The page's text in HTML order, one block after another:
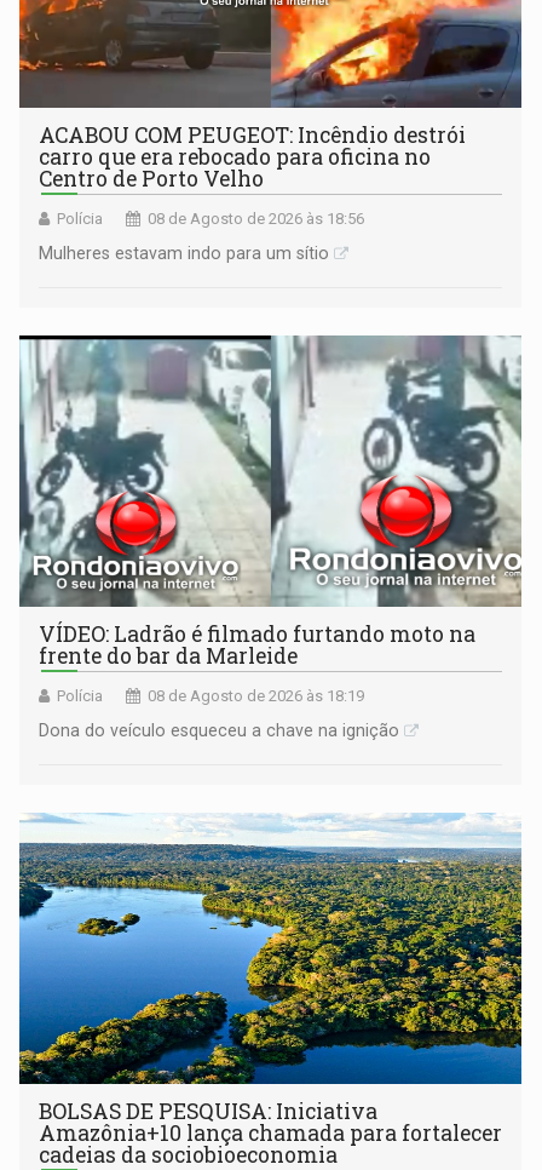
ACABOU COM PEUGEOT: Incêndio destrói
carro que era rebocado para oficina no
Centro de Porto Velho
Polícia 08 de Agosto de 2026 às 18:56
Mulheres estavam indo para um sítio
VÍDEO: Ladrão é filmado furtando moto na
frente do bar da Marleide
Polícia 08 de Agosto de 2026 às 18:19
Dona do veículo esqueceu a chave na ignição
BOLSAS DE PESQUISA: Iniciativa
Amazônia+10 lança chamada para fortalecer
cadeias da sociobioeconomia